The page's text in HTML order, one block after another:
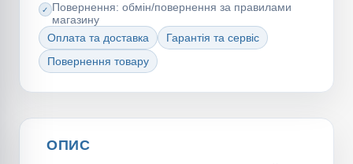
Повернення: обмін/повернення за правилами
магазину
Оплата та доставка
Гарантія та сервіс
Повернення товару
ОПИС